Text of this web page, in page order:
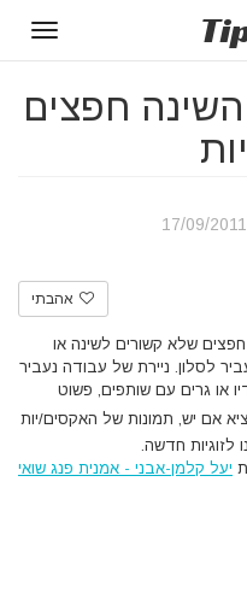
חפצים
אהבתי
שלא קשורים לשינה או
לסלון. ניירת של עבודה נעביר
או גרים עם שותפים, פשוט
אם יש, תמונות של האקסים/יות
לזוגיות חדשה.
יעל קלמן-אבני - אמנית פנג שואי